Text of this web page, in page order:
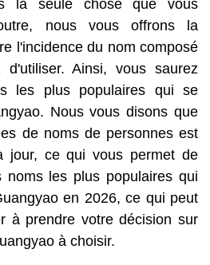
la seule chose que vous
nous vous offrons la
l'incidence du nom composé
d'utiliser. Ainsi, vous saurez
les plus populaires qui se
Nous vous disons que
de noms de personnes est
jour, ce qui vous permet de
les plus populaires qui
en 2026, ce qui peut
à prendre votre décision sur
à choisir.